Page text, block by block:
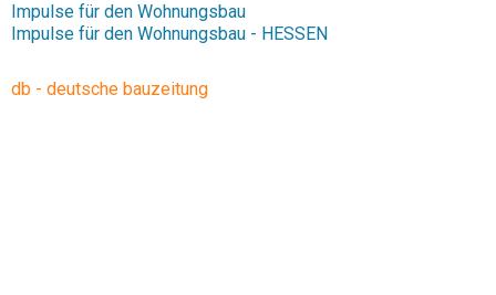
Impulse für den Wohnungsbau
Impulse für den Wohnungsbau - HESSEN
db - deutsche bauzeitung